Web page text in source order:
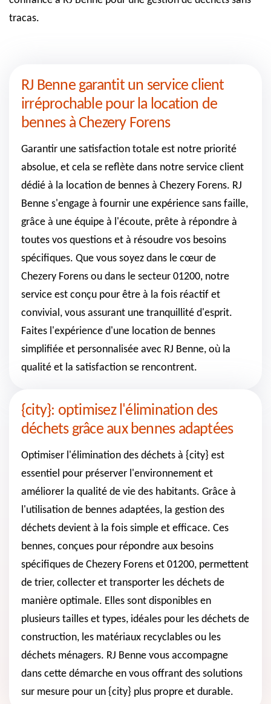
tracas.
RJ Benne garantit un service client
irréprochable pour la location de
bennes à Chezery Forens
Garantir une satisfaction totale est notre priorité
absolue, et cela se reflète dans notre service client
dédié à la location de bennes à Chezery Forens. RJ
Benne s'engage à fournir une expérience sans faille,
grâce à une équipe à l'écoute, prête à répondre à
toutes vos questions et à résoudre vos besoins
spécifiques. Que vous soyez dans le cœur de
Chezery Forens ou dans le secteur 01200, notre
service est conçu pour être à la fois réactif et
convivial, vous assurant une tranquillité d'esprit.
Faites l'expérience d'une location de bennes
simplifiée et personnalisée avec RJ Benne, où la
qualité et la satisfaction se rencontrent.
{city}: optimisez l'élimination des
déchets grâce aux bennes adaptées
Optimiser l'élimination des déchets à {city} est
essentiel pour préserver l'environnement et
améliorer la qualité de vie des habitants. Grâce à
l'utilisation de bennes adaptées, la gestion des
déchets devient à la fois simple et efficace. Ces
bennes, conçues pour répondre aux besoins
spécifiques de Chezery Forens et 01200, permettent
de trier, collecter et transporter les déchets de
manière optimale. Elles sont disponibles en
plusieurs tailles et types, idéales pour les déchets de
construction, les matériaux recyclables ou les
déchets ménagers. RJ Benne vous accompagne
dans cette démarche en vous offrant des solutions
sur mesure pour un {city} plus propre et durable.